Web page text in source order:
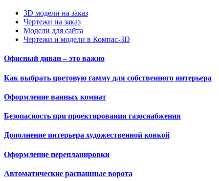
3D модели на заказ
Чертежи на заказ
Модели для сайта
Чертежи и модели в Компас-3D
Офисный диван – это важно
Как выбрать цветовую гамму для собственного интерьера
Оформление ванных комнат
Безопасность при проектировании газоснабжения
Дополнение интерьера художественной ковкой
Оформление перепланировки
Автоматические распашные ворота